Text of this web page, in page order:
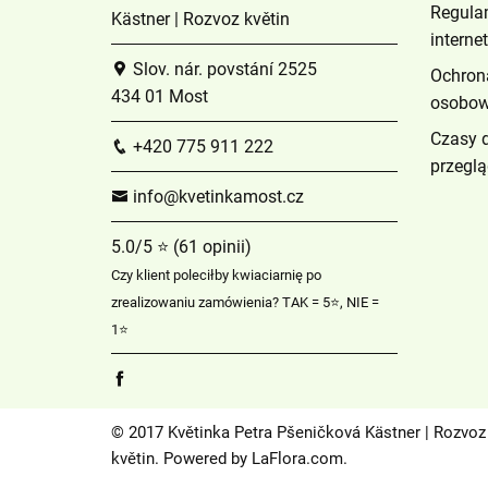
Kästner | Rozvoz květin
Slov. nár. povstání 2525
434 01 Most
+420 775 911 222
info@kvetinkamost.cz
5.0/5 ⭐ (61 opinii)
Czy klient poleciłby kwiaciarnię po
zrealizowaniu zamówienia? TAK = 5⭐, NIE =
1⭐
Czasy
© 2017 Květinka Petra Pšeničková Kästner | Rozvoz
květin. Powered by LaFlora.com.